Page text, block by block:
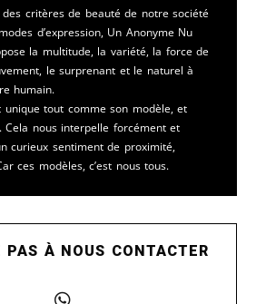
des critères de beauté de notre société
d’expression, Un Anonyme Nu
la multitude, la variété, la force de
le surprenant et le naturel à
humain.
unique tout comme son modèle, et
Cela nous interpelle forcément et
curieux sentiment de proximité,
ces modèles, c’est nous tous.
PAS À NOUS CONTACTER